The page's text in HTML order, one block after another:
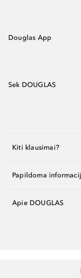
Douglas App
Sek DOUGLAS
Kiti klausimai?
Papildoma
Apie DOUGLAS